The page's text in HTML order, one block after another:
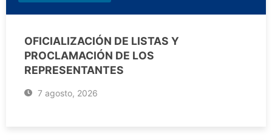
OFICIALIZACIÓN DE LISTAS Y
PROCLAMACIÓN DE LOS
REPRESENTANTES
7 agosto, 2026